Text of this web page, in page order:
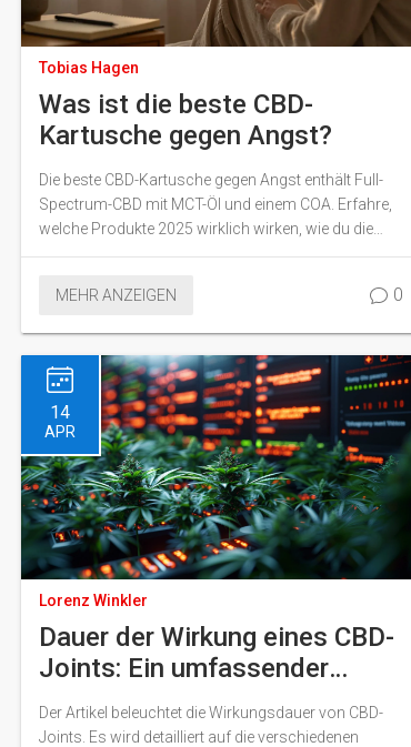
Tobias Hagen
Was ist die beste CBD-
Kartusche gegen Angst?
Die beste CBD-Kartusche gegen Angst enthält Full-
Spectrum-CBD mit MCT-Öl und einem COA. Erfahre,
welche Produkte 2025 wirklich wirken, wie du die
richtige Dosis findest und was du unbedingt
MEHR ANZEIGEN
0
14
APR
Lorenz Winkler
Dauer der Wirkung eines CBD-
Joints: Ein umfassender
Leitfaden
Der Artikel beleuchtet die Wirkungsdauer von CBD-
Joints. Es wird detailliert auf die verschiedenen